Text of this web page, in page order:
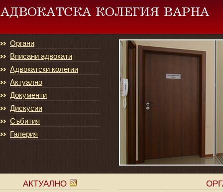
Органи
Вписани адвокати
Адвокатски колегии
Актуално
Документи
Дискусии
Събития
Галерия
АКТУАЛНО